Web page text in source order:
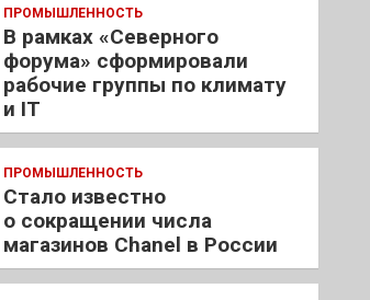
ПРОМЫШЛЕННОСТЬ
В рамках «Северного
форума» сформировали
рабочие группы по климату
и IT
ПРОМЫШЛЕННОСТЬ
Стало известно
о сокращении числа
магазинов Chanel в России